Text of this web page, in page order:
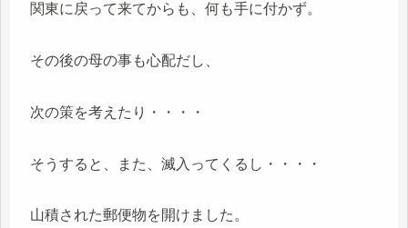
関東に戻って来てからも、何も手に付かず。
その後の母の事も心配だし、
次の策を考えたり・・・・
そうすると、また、滅入ってくるし・・・・
山積された郵便物を開けました。